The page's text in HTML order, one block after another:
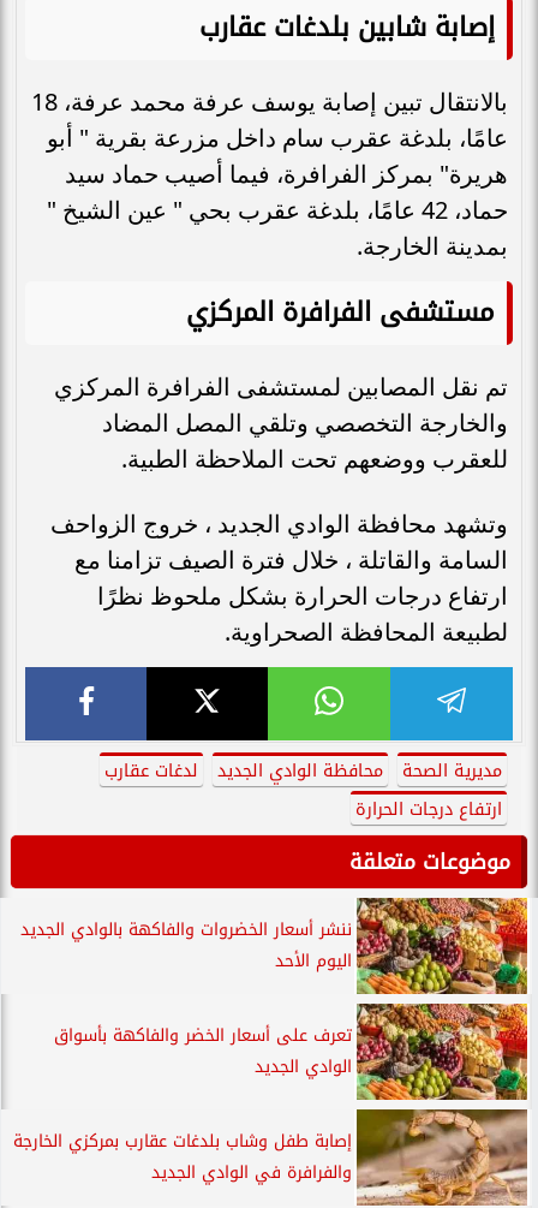
إصابة شابين بلدغات عقارب
بالانتقال تبين إصابة يوسف عرفة محمد عرفة، 18
عامًا، بلدغة عقرب سام داخل مزرعة بقرية " أبو
هريرة" بمركز الفرافرة، فيما أصيب حماد سيد
حماد، 42 عامًا، بلدغة عقرب بحي " عين الشيخ "
بمدينة الخارجة.
مستشفى الفرافرة المركزي
تم نقل المصابين لمستشفى الفرافرة المركزي
والخارجة التخصصي وتلقي المصل المضاد
للعقرب ووضعهم تحت الملاحظة الطبية.
وتشهد محافظة الوادي الجديد ، خروج الزواحف
السامة والقاتلة ، خلال فترة الصيف تزامنا مع
ارتفاع درجات الحرارة بشكل ملحوظ نظرًا
لطبيعة المحافظة الصحراوية.
مديرية الصحة محافظة الوادي الجديد
لدغات عقارب
ارتفاع درجات الحرارة
موضوعات متعلقة
ننشر أسعار الخضروات والفاكهة بالوادي الجديد
اليوم الأحد
تعرف على أسعار الخضر والفاكهة بأسواق
الوادي الجديد
إصابة طفل وشاب بلدغات عقارب بمركزي الخارجة
والفرافرة في الوادي الجديد